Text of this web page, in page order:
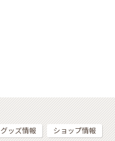
グッズ情報 ショップ情報